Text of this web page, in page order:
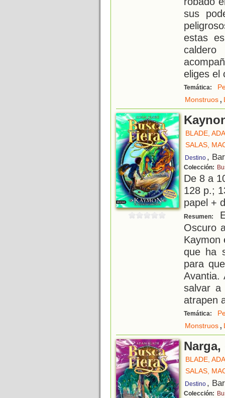
sus
estas
eliges el
Temática:
Monstruos,
BLADE,
SALAS,
Destino ,
Colección:
De 8 a
128 p.;
papel +
Resumen:
Oscuro
Kaymon
que ha
para
Avantia.
salvar a
atrapen
Temática:
Monstruos,
BLADE,
SALAS,
Destino ,
Colección: